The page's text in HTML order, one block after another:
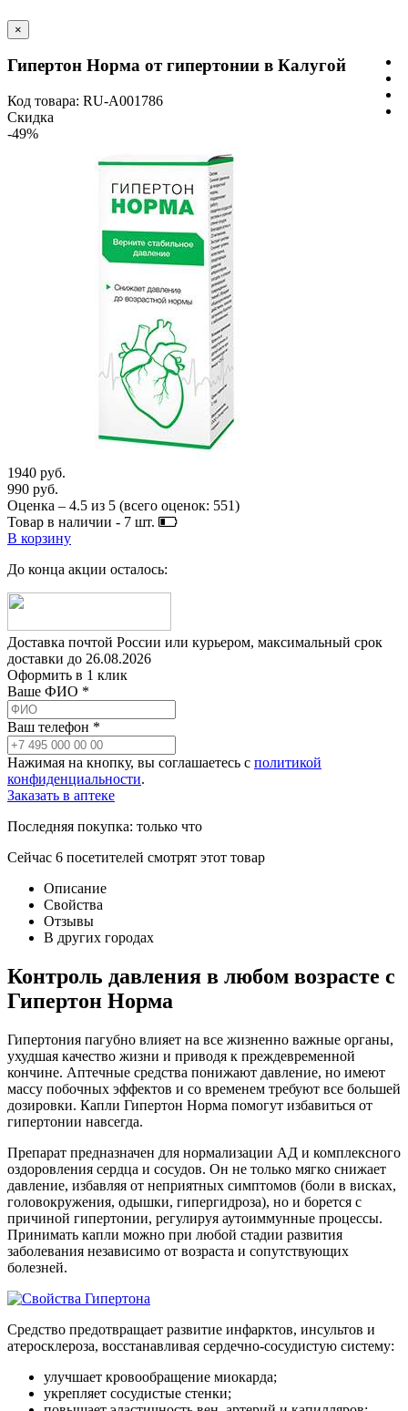
×
Гипертон Норма от гипертонии в Калугой
Код товара: RU-A001786
Скидка
-49%
1940 руб.
990 руб.
Оценка – 4.5 из 5 (всего оценок: 551)
Товар в наличии - 7 шт.
В корзину
До конца акции осталось:
Доставка почтой России или курьером, максимальный срок
доставки до 26.08.2026
Оформить в 1 клик
Ваше ФИО *
Ваш телефон *
Нажимая на кнопку, вы соглашаетесь с политикой
конфиденциальности.
Заказать в аптеке
Последняя покупка: только что
Сейчас 6 посетителей смотрят этот товар
Описание
Свойства
Отзывы
В других городах
Контроль давления в любом возрасте с
Гипертон Норма
Гипертония пагубно влияет на все жизненно важные органы,
ухудшая качество жизни и приводя к преждевременной
кончине. Аптечные средства понижают давление, но имеют
массу побочных эффектов и со временем требуют все большей
дозировки. Капли Гипертон Норма помогут избавиться от
гипертонии навсегда.
Препарат предназначен для нормализации АД и комплексного
оздоровления сердца и сосудов. Он не только мягко снижает
давление, избавляя от неприятных симптомов (боли в висках,
головокружения, одышки, гипергидроза), но и борется с
причиной гипертонии, регулируя аутоиммунные процессы.
Принимать капли можно при любой стадии развития
заболевания независимо от возраста и сопутствующих
болезней.
Средство предотвращает развитие инфарктов, инсультов и
атеросклероза, восстанавливая сердечно-сосудистую систему:
улучшает кровообращение миокарда;
укрепляет сосудистые стенки;